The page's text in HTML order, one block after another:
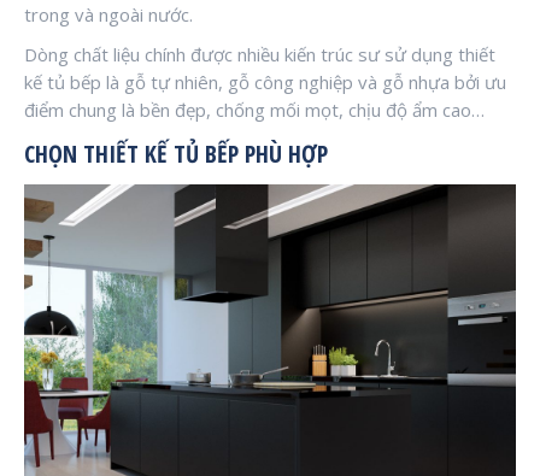
trong và ngoài nước.
Dòng chất liệu chính được nhiều kiến trúc sư sử dụng thiết
kế tủ bếp là gỗ tự nhiên, gỗ công nghiệp và gỗ nhựa bởi ưu
điểm chung là bền đẹp, chống mối mọt, chịu độ ẩm cao…
CHỌN THIẾT KẾ TỦ BẾP PHÙ HỢP